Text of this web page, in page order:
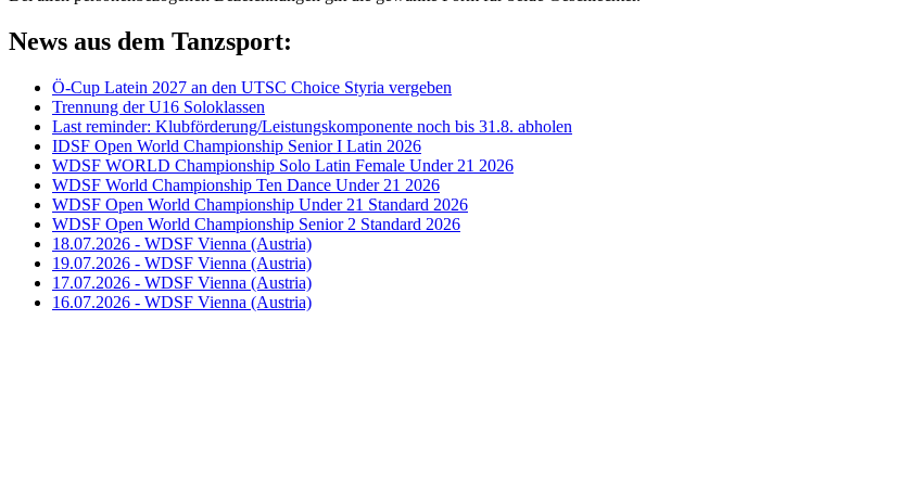
News aus dem Tanzsport:
Ö-Cup Latein 2027 an den UTSC Choice Styria vergeben
Trennung der U16 Soloklassen
Last reminder: Klubförderung/Leistungskomponente noch bis 31.8. abholen
IDSF Open World Championship Senior I Latin 2026
WDSF WORLD Championship Solo Latin Female Under 21 2026
WDSF World Championship Ten Dance Under 21 2026
WDSF Open World Championship Under 21 Standard 2026
WDSF Open World Championship Senior 2 Standard 2026
18.07.2026 - WDSF Vienna (Austria)
19.07.2026 - WDSF Vienna (Austria)
17.07.2026 - WDSF Vienna (Austria)
16.07.2026 - WDSF Vienna (Austria)